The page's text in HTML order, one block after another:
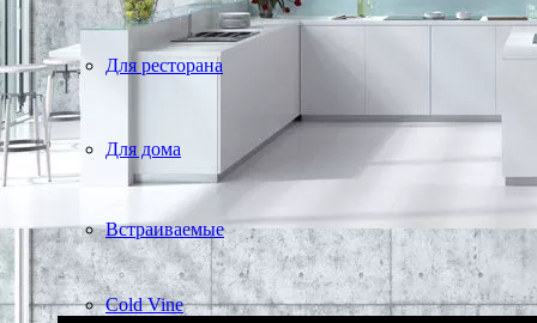
Для ресторана
Для дома
Встраиваемые
Cold Vine